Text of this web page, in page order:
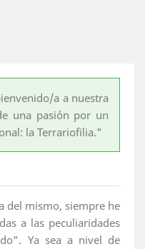
a a nuestra
una pasión por un
la Terrariofilia."
del mismo, siempre he
a las peculiaridades
Ya sea a nivel de